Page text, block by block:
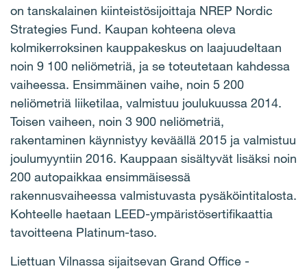
on tanskalainen kiinteistösijoittaja NREP Nordic
Strategies Fund. Kaupan kohteena oleva
kolmikerroksinen kauppakeskus on laajuudeltaan
noin 9 100 neliömetriä, ja se toteutetaan kahdessa
vaiheessa. Ensimmäinen vaihe, noin 5 200
neliömetriä liiketilaa, valmistuu joulukuussa 2014.
Toisen vaiheen, noin 3 900 neliömetriä,
rakentaminen käynnistyy keväällä 2015 ja valmistuu
joulumyyntiin 2016. Kauppaan sisältyvät lisäksi noin
200 autopaikkaa ensimmäisessä
rakennusvaiheessa valmistuvasta pysäköintitalosta.
Kohteelle haetaan LEED-ympäristösertifikaattia
tavoitteena Platinum-taso.
Liettuan Vilnassa sijaitsevan Grand Office -